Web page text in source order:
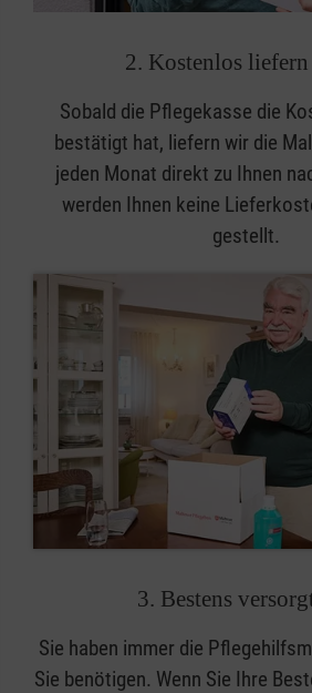
2. Kostenlos liefern
Sobald die Pflegekasse die
bestätigt hat, liefern wir die
jeden Monat direkt zu Ihnen
werden Ihnen keine
gestellt.
3. Bestens
Sie haben immer die
Sie benötigen. Wenn Sie Ihre